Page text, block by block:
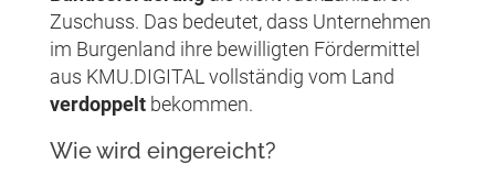
Zuschuss. Das bedeutet, dass Unternehmen
im Burgenland ihre bewilligten Fördermittel
aus KMU.DIGITAL vollständig vom Land
verdoppeltbekommen.
Wie wird eingereicht?